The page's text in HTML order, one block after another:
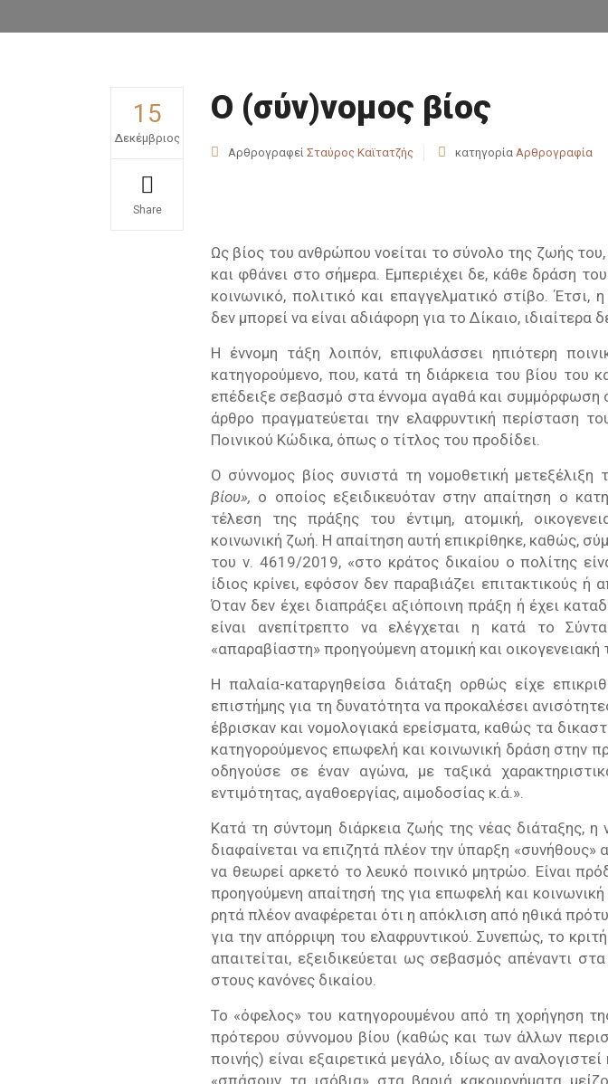
15
Δεκέμβριος
Share
Ο (σύν)νομος βίος
Αρθρογραφεί Σταύρος Καϊτατζής κατηγορία Αρθρογραφία
Ως βίος του ανθρώπου νοείται το σύνολο της ζωής
και φθάνει στο σήμερα. Εμπεριέχει δε, κάθε δράση
κοινωνικό, πολιτικό και επαγγελματικό στίβο.
δεν μπορεί να είναι αδιάφορη για το Δίκαιο, ιδιαίτερα
Η έννομη τάξη λοιπόν, επιφυλάσσει ηπιότερη
κατηγορούμενο, που, κατά τη διάρκεια του βίου του
επέδειξε σεβασμό στα έννομα αγαθά και συμμόρφωση
άρθρο πραγματεύεται την ελαφρυντική περίσταση
Ποινικού Κώδικα, όπως ο τίτλος του προδίδει.
Ο σύννομος βίος συνιστά τη νομοθετική μετεξέλιξη
βίου», ο οποίος εξειδικευόταν στην απαίτηση ο
τέλεση της πράξης του έντιμη, ατομική,
κοινωνική ζωή. Η απαίτηση αυτή επικρίθηκε, καθώς,
του ν. 4619/2019, «στο κράτος δικαίου ο πολίτης
ίδιος κρίνει, εφόσον δεν παραβιάζει επιτακτικούς ή
Όταν δεν έχει διαπράξει αξιόποινη πράξη ή έχει
είναι ανεπίτρεπτο να ελέγχεται η κατά το
«απαραβίαστη» προηγούµενη ατοµική και οικογενειακή
Η παλαία-καταργηθείσα διάταξη ορθώς είχε
επιστήμης για τη δυνατότητα να προκαλέσει
έβρισκαν και νομολογιακά ερείσματα, καθώς τα
κατηγορούμενος επωφελή και κοινωνική δράση στην
οδηγούσε σε έναν αγώνα, με ταξικά
εντιμότητας, αγαθοεργίας, αιμοδοσίας κ.ά.».
Κατά τη σύντομη διάρκεια ζωής της νέας διάταξης,
διαφαίνεται να επιζητά πλέον την ύπαρξη
να θεωρεί αρκετό το λευκό ποινικό μητρώο. Είναι
προηγούμενη απαίτησή της για επωφελή και
ρητά πλέον αναφέρεται ότι η απόκλιση από ηθικά
για την απόρριψη του ελαφρυντικού. Συνεπώς, το
απαιτείται, εξειδικεύεται ως σεβασμός απέναντι
στους κανόνες δικαίου.
Το «όφελος» του κατηγορουμένου από τη χορήγηση
πρότερου σύννομου βίου (καθώς και των άλλων
ποινής) είναι εξαιρετικά μεγάλο, ιδίως αν
«σπάσουν τα ισόβια» στα βαριά κακουργήματα